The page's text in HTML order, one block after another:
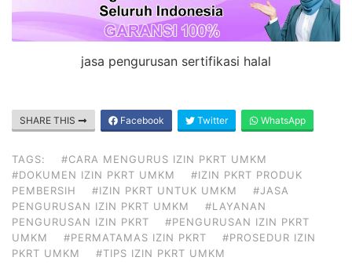
jasa pengurusan sertifikasi halal
SHARE THIS Facebook Twitter WhatsApp
TAGS:
#CARA MENGURUS IZIN PKRT UMKM
#DOKUMEN IZIN PKRT UMKM
#IZIN PKRT PRODUK
PEMBERSIH
#IZIN PKRT UNTUK UMKM
#JASA
PENGURUSAN IZIN PKRT UMKM
#LAYANAN
PENGURUSAN IZIN PKRT
#PENGURUSAN IZIN PKRT
UMKM
#PERMATAMAS IZIN PKRT
#PROSEDUR IZIN
PKRT UMKM
#TIPS IZIN PKRT UMKM